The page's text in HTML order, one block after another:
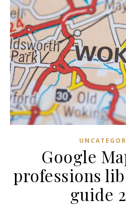
Google
professions
guide